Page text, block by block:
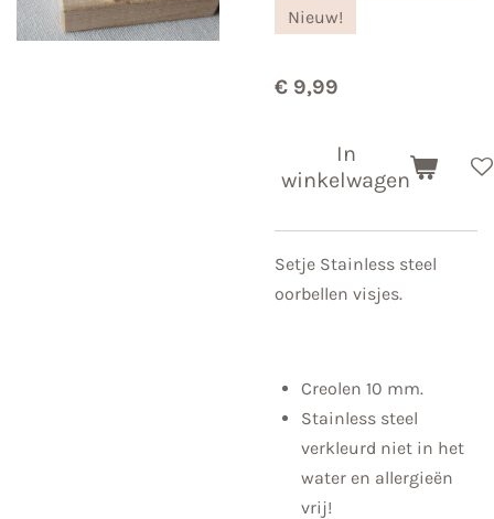
Nieuw!
€ 9,99
In
winkelwagen
Setje Stainless steel
oorbellen visjes.
Creolen 10 mm.
Stainless steel
verkleurd niet in het
water en allergieën
vrij!